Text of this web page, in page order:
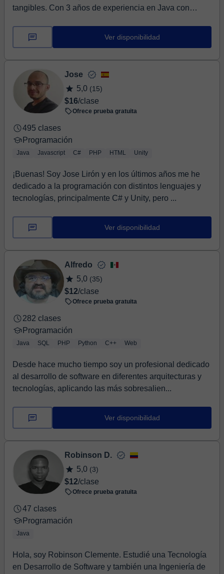
tangibles. Con 3 años de experiencia en Java con
Ver disponibilidad
Jose
5,0 (15)
$16/clase
Ofrece prueba gratuita
495 clases
Programación
Java Javascript C# PHP HTML Unity
¡Buenas! Soy Jose Lirón y en los últimos años me he
dedicado a la programación con distintos lenguajes y
tecnologías, principalmente C# y Unity, pero ...
Ver disponibilidad
Alfredo
5,0 (35)
$12/clase
Ofrece prueba gratuita
282 clases
Programación
Java SQL PHP Python C++ Web
Desde hace mucho tiempo soy un profesional dedicado
al desarrollo de software en diferentes arquitecturas y
tecnologías, aplicando las más sobresalien...
Ver disponibilidad
Robinson D.
5,0 (3)
$12/clase
Ofrece prueba gratuita
47 clases
Programación
Java
Hola, soy Robinson Clemente. Estudié una Tecnología
en Desarrollo de Software y también una Ingeniería de